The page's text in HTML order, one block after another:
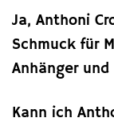
Ja, Anthoni
Schmuck für
Anhänger und
Kann ich